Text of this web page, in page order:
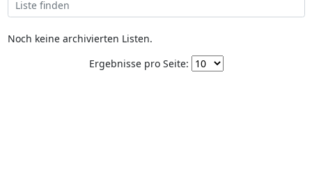
Noch keine archivierten Listen.
Ergebnisse pro Seite: